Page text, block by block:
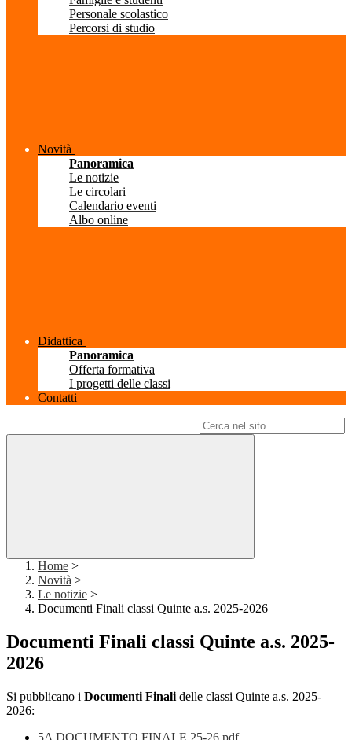
Personale scolastico
Percorsi di studio
Novità
Panoramica
Le notizie
Le circolari
Calendario eventi
Albo online
Didattica
Panoramica
Offerta formativa
I progetti delle classi
Contatti
Home >
Novità >
Le notizie >
Documenti Finali classi Quinte a.s. 2025-2026
Documenti Finali classi Quinte a.s. 2025-
2026
Si pubblicano i Documenti Finali delle classi Quinte a.s. 2025-
2026: